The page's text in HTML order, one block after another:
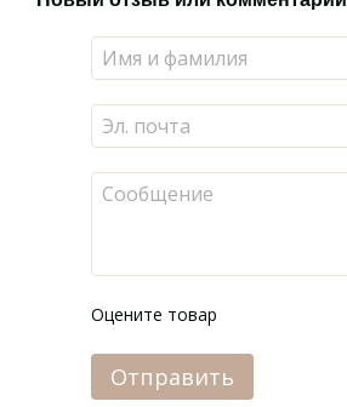
Оцените товар
Отправить